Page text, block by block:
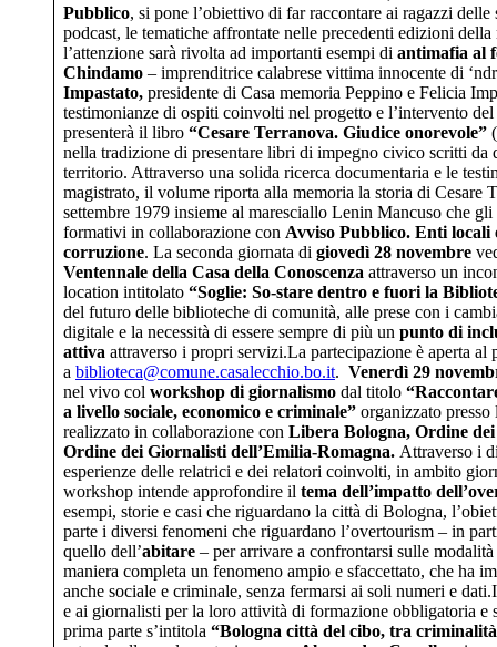
Pubblico, si pone l’obiettivo di far raccontare ai ragazzi
podcast, le tematiche affrontate nelle precedenti edizioni della
l’attenzione sarà rivolta ad importanti esempi di antimafia al
Chindamo – imprenditrice calabrese vittima innocente di
Impastato, presidente di Casa memoria Peppino e Felicia
testimonianze di ospiti coinvolti nel progetto e l’intervento
presenterà il libro “Cesare Terranova. Giudice onorevole”
nella tradizione di presentare libri di impegno civico scritti da
territorio. Attraverso una solida ricerca documentaria e le
magistrato, il volume riporta alla memoria la storia di Cesare
settembre 1979 insieme al maresciallo Lenin Mancuso che
formativi in collaborazione con Avviso Pubblico. Enti locali
corruzione. La seconda giornata di giovedì 28 novembre
Ventennale della Casa della Conoscenza attraverso un
location intitolato “Soglie: So-stare dentro e fuori la
del futuro delle biblioteche di comunità, alle prese con i
digitale e la necessità di essere sempre di più un punto di
attiva attraverso i propri servizi.La partecipazione è aperta
a biblioteca@comune.casalecchio.bo.it. Venerdì 29
nel vivo col workshop di giornalismo dal titolo
a livello sociale, economico e criminale” organizzato
realizzato in collaborazione con Libera Bologna, Ordine
Ordine dei Giornalisti dell’Emilia-Romagna. Attraverso i
esperienze delle relatrici e dei relatori coinvolti, in ambito
workshop intende approfondire il tema dell’impatto
esempi, storie e casi che riguardano la città di Bologna,
parte i diversi fenomeni che riguardano l’overtourism – in
quello dell’abitare – per arrivare a confrontarsi sulle
maniera completa un fenomeno ampio e sfaccettato, che ha
anche sociale e criminale, senza fermarsi ai soli numeri e
e ai giornalisti per la loro attività di formazione obbligatoria e
prima parte s’intitola “Bologna città del cibo, tra